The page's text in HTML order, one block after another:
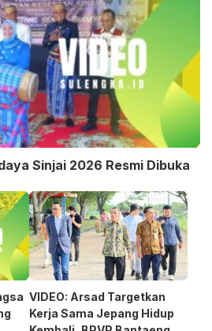
Sinjai 2026 Resmi Dibuka
VIDEO: Arsad Targetkan
Kerja Sama Jepang Hidup